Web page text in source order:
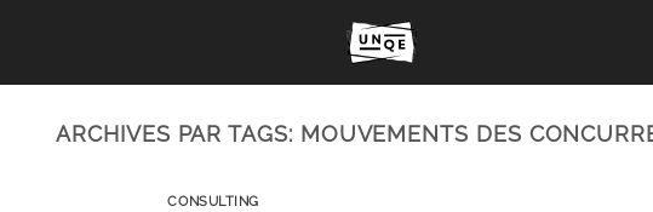
ARCHIVES PAR TAGS: MOUVEMENTS DES
CONSULTING